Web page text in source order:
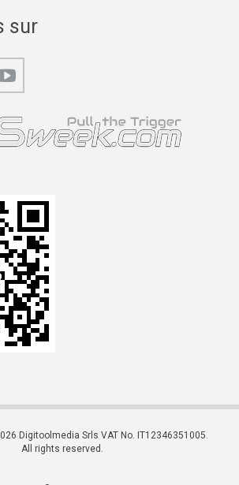
sur
Digitoolmedia Srls VAT No. IT12346351005.
All rights reserved.